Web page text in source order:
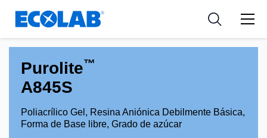
Resources
Aplicación
Nutraceuticals
Empresa
Tipo de producto
Purolite™
A845S
Poliacrílico Gel, Resina Aniónica Debilmente Básica,
Forma de Base libre, Grado de azúcar